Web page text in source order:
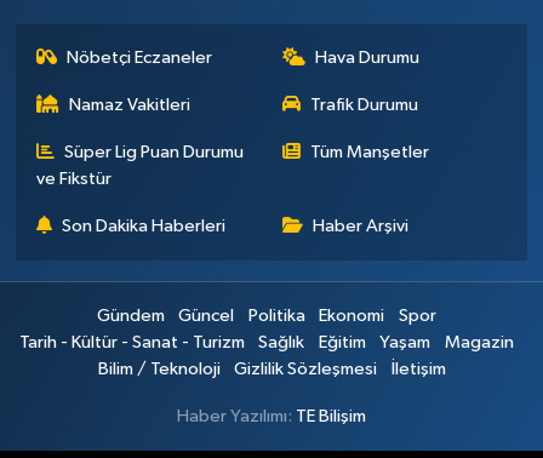
Nöbetçi Eczaneler Hava Durumu
Namaz Vakitleri Trafik Durumu
Süper Lig Puan Durumu
ve Fikstür
Tüm Manşetler
Son Dakika Haberleri Haber Arşivi
Gündem Güncel Politika Ekonomi
Spor
Tarih - Kültür - Sanat - Turizm
Sağlık Eğitim Yaşam
Magazin
Bilim / Teknoloji
Gizlilik Sözleşmesi İletişim
Haber Yazılımı: TE Bilişim